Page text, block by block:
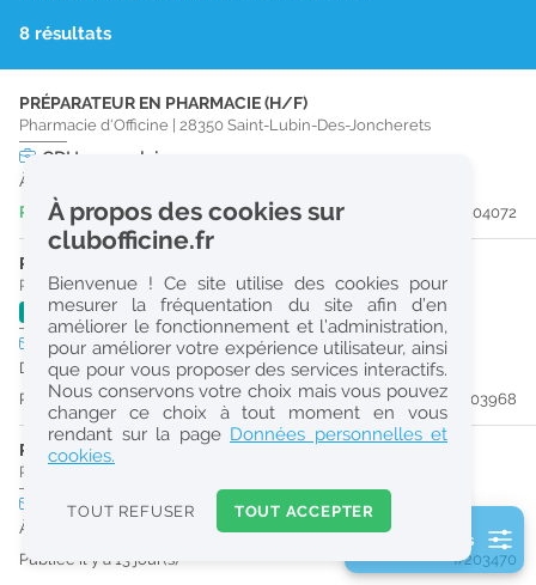
Réinitialiser
2
0
k
m
Consulter les offres de la France d'outre-mer
8 résultats
PRÉPARATEUR EN PHARMACIE (H/F)
Pharmacie d'Officine 28350 Saint-Lubin-Des-Joncherets
CDI temps plein
À partir du 30/09/26
Publiée il y a 5 jour(s)
#204072
PRÉPARATEUR EN PHARMACIE (H/F)
Pharmacie d'Officine|78550 Houdan
1' 5209 1' 5367 1' 7806 1' 5448 1' 7817 1'+2
CDI temps plein
Dès que possible
Publiée il y a 8 jour(s)
#203968
PHARMACIEN (H/F)
Pharmacie d'Officine
CDItemps partiel
À partir du 29/09/26
Publiée il y a 13 jour(s)
#203470
2 filtre(s) actifs
À propos des cookies sur
clubofficine.fr
Bienvenue ! Ce site utilise des cookies pour
mesurer la fréquentation du site afin d’en
améliorer le fonctionnement et l’administration,
pour améliorer votre expérience utilisateur, ainsi
que pour vous proposer des services interactifs.
Nous conservons votre choix mais vous pouvez
changer ce choix à tout moment en vous
rendant sur la page Données personnelles et
cookies.
TOUT REFUSER TOUT ACCEPTER